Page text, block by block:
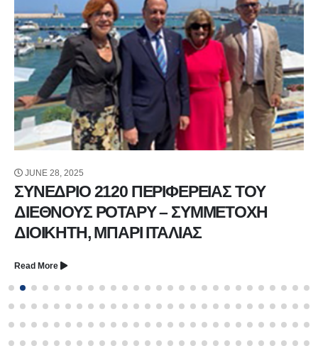
JUNE 28, 2025
ΣΥΝΕΔΡΙΟ 2120 ΠΕΡΙΦΕΡΕΙΑΣ ΤΟΥ
ΔΙΕΘΝΟΥΣ ΡΟΤΑΡΥ – ΣΥΜΜΕΤΟΧΗ
ΔΙΟΙΚΗΤΗ, ΜΠΑΡΙ ΙΤΑΛΙΑΣ
Read More